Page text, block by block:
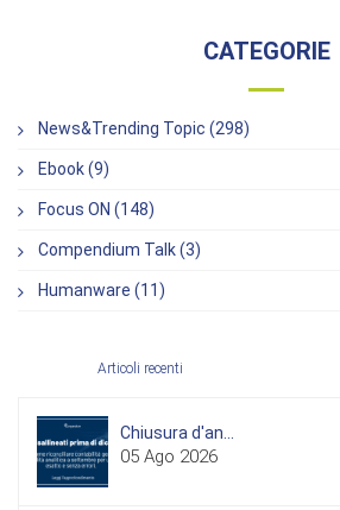
CATEGORIE
News&Trending Topic (298)
Ebook (9)
Focus ON (148)
Compendium Talk (3)
Humanware (11)
Articoli recenti
Chiusura d'an...
05 Ago 2026